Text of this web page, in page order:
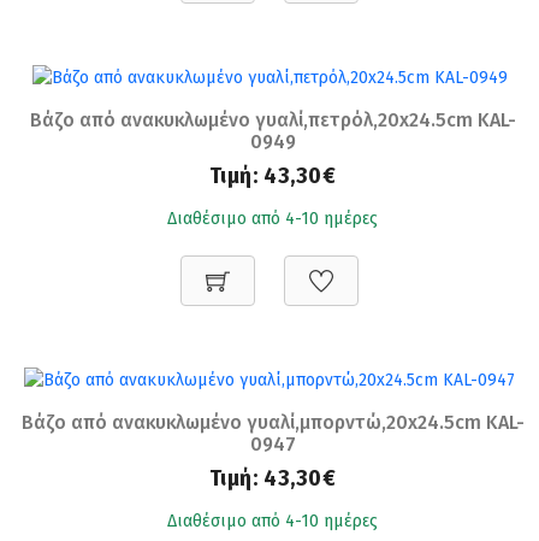
Βάζο από ανακυκλωμένο γυαλί,πετρόλ,20x24.5cm KAL-
0949
Τιμή: 43,30€
Διαθέσιμο από 4-10 ημέρες
Βάζο από ανακυκλωμένο γυαλί,μπορντώ,20x24.5cm KAL-
0947
Τιμή: 43,30€
Διαθέσιμο από 4-10 ημέρες